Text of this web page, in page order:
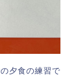
夕食の練習で